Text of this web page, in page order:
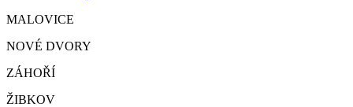
MALOVICE
NOVÉ DVORY
ZÁHOŘÍ
ŽIBKOV